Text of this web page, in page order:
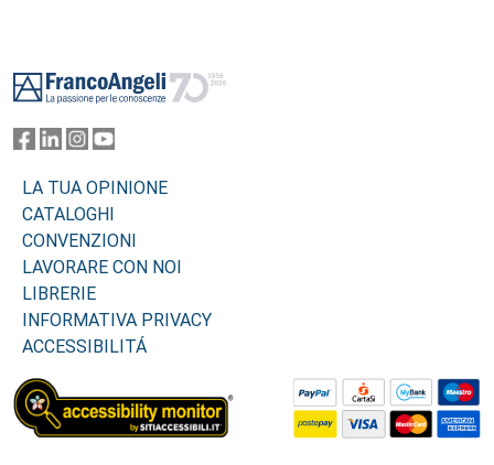
LA TUA OPINIONE
CATALOGHI
CONVENZIONI
LAVORARE CON NOI
LIBRERIE
INFORMATIVA PRIVACY
ACCESSIBILITÁ